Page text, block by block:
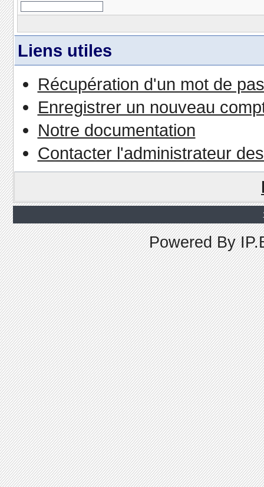
Liens utiles
Récupération d'un mot de
Enregistrer un nouveau
Notre documentation
Contacter l'administrateur
Powered By